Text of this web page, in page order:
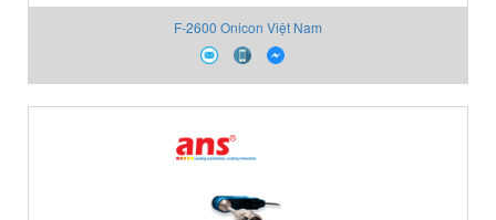
F-2600 Onicon Việt Nam